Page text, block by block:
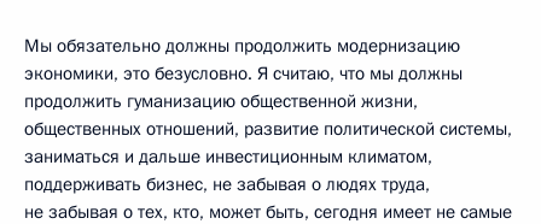
Мы обязательно должны продолжить модернизацию
экономики, это безусловно. Я считаю, что мы должны
продолжить гуманизацию общественной жизни,
общественных отношений, развитие политической системы,
заниматься и дальше инвестиционным климатом,
поддерживать бизнес, не забывая о людях труда,
не забывая о тех, кто, может быть, сегодня имеет не самые